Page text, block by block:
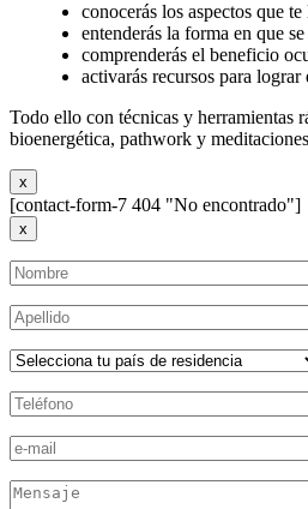
conocerás los aspectos que
entenderás la forma en que
comprenderás el beneficio
activarás recursos para
Todo ello con técnicas y herramientas
bioenergética, pathwork y
x
[contact-form-7 404 "No encontrado"]
x